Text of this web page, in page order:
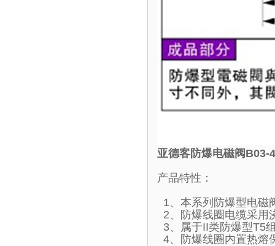
亚德客防爆电磁阀B03-
产品特性：
1、本系列防爆型电磁
2、防爆线圈电缆采用
3、属于II类防爆型T5
4、防爆线圈内置热熔